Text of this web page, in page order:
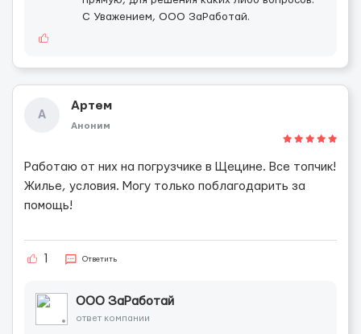
С Уважением, ООО ЗаРаботай.
А
Артем
Аноним
Работаю от них на погрузчике в Щецине. Все топчик!
Жилье, условия. Могу только поблагодарить за
помощь!
Ответить
ООО ЗаРаботай
ответ компании